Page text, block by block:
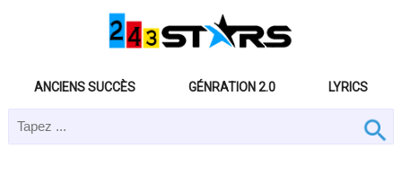
ANCIENS SUCCÈS GÉNRATION 2.0 LYRICS